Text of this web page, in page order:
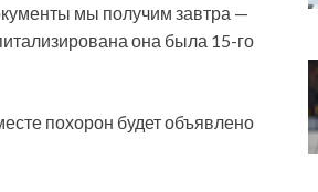
мы получим завтра —
она была 15-го
похорон будет объявлено